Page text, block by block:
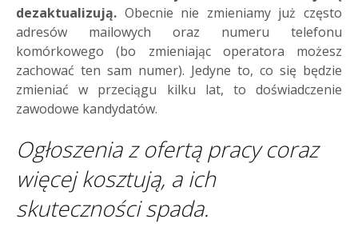
dezaktualizują. Obecnie nie zmieniamy już często
adresów mailowych oraz numeru telefonu
komórkowego (bo zmieniając operatora możesz
zachować ten sam numer). Jedyne to, co się będzie
zmieniać w przeciągu kilku lat, to doświadczenie
zawodowe kandydatów.
Ogłoszenia z ofertą pracy coraz
więcej kosztują, a ich
skuteczności spada.